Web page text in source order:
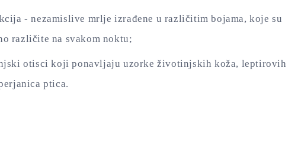
- nezamislive mrlje izrađene u različitim bojama, koje su
različite na svakom noktu;
otisci koji ponavljaju uzorke životinjskih koža, leptirovih
ptica.